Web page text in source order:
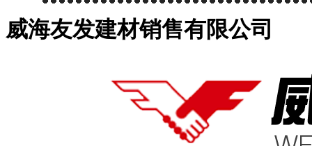
威海友发建材销售有限公司